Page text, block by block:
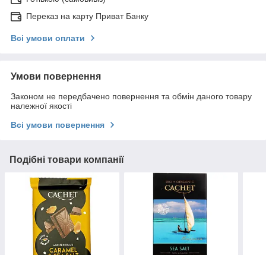
Переказ на карту Приват Банку
Всі умови оплати
Умови повернення
Законом не передбачено повернення та обмін даного товару
належної якості
Всі умови повернення
Подібні товари компанії